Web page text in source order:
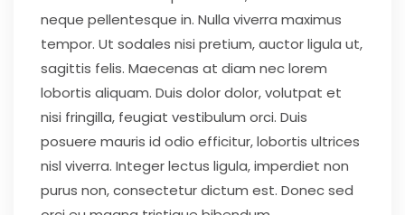
neque pellentesque in. Nulla viverra maximus
tempor. Ut sodales nisi pretium, auctor ligula ut,
sagittis felis. Maecenas at diam nec lorem
lobortis aliquam. Duis dolor dolor, volutpat et
nisi fringilla, feugiat vestibulum orci. Duis
posuere mauris id odio efficitur, lobortis ultrices
nisl viverra. Integer lectus ligula, imperdiet non
purus non, consectetur dictum est. Donec sed